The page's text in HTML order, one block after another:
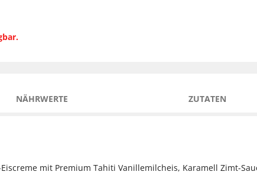
NÄHRWERTE ZUTATEN
mit Premium Tahiti Vanillemilcheis, Karamell Zimt-